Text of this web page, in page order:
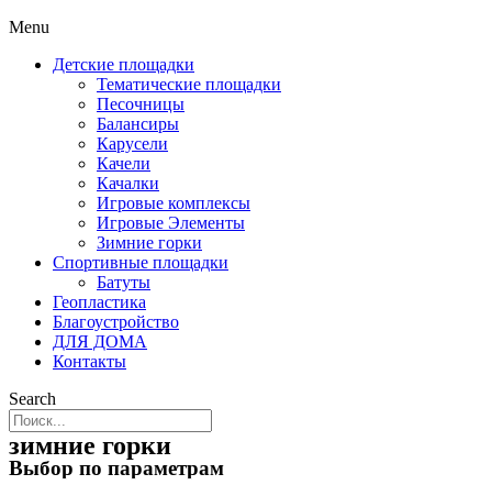
Menu
Детские площадки
Тематические площадки
Песочницы
Балансиры
Карусели
Качели
Качалки
Игровые комплексы
Игровые Элементы
Зимние горки
Спортивные площадки
Батуты
Геопластика
Благоустройство
ДЛЯ ДОМА
Контакты
Search
зимние горки
Выбор по параметрам